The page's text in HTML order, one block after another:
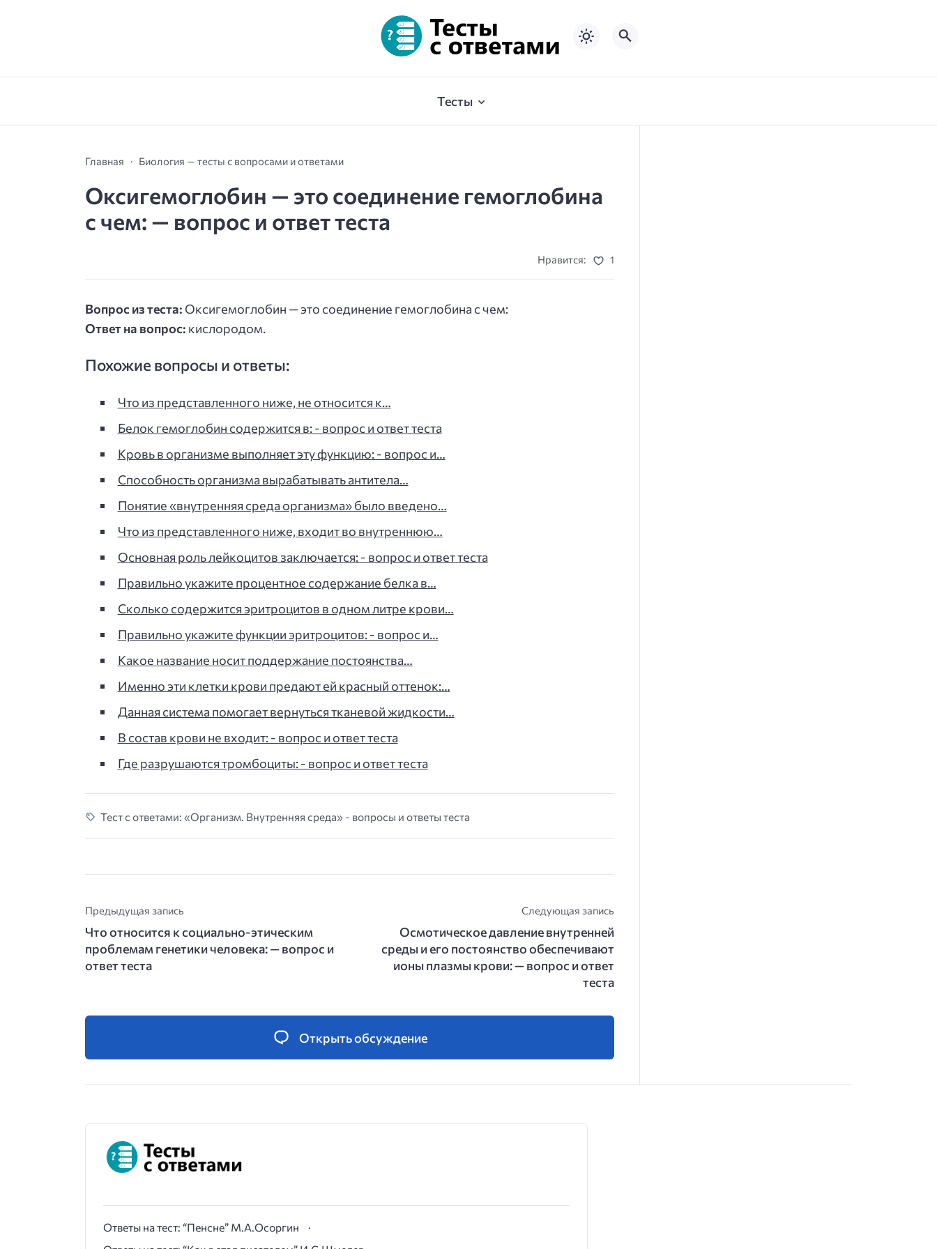
Тесты
Главная Биология — тесты с вопросами и ответами
Оксигемоглобин — это соединение гемоглобина
с чем: — вопрос и ответ теста
Нравится: 1
Вопрос из теста: Оксигемоглобин — это соединение гемоглобина с чем:
Ответ на вопрос: кислородом.
Похожие вопросы и ответы:
Что из представленного ниже, не относится к…
Белок гемоглобин содержится в: - вопрос и ответ теста
Кровь в организме выполняет эту функцию: - вопрос и…
Способность организма вырабатывать антитела…
Понятие «внутренняя среда организма» было введено…
Что из представленного ниже, входит во внутреннюю…
Основная роль лейкоцитов заключается: - вопрос и ответ теста
Правильно укажите процентное содержание белка в…
Сколько содержится эритроцитов в одном литре крови…
Правильно укажите функции эритроцитов: - вопрос и…
Какое название носит поддержание постоянства…
Именно эти клетки крови предают ей красный оттенок:…
Данная система помогает вернуться тканевой жидкости…
В состав крови не входит: - вопрос и ответ теста
Где разрушаются тромбоциты: - вопрос и ответ теста
Тест с ответами: «Организм. Внутренняя среда» - вопросы и ответы теста
Предыдущая запись
Что относится к социально-этическим
проблемам генетики человека: — вопрос и
ответ теста
Следующая запись
Осмотическое давление внутренней
среды и его постоянство обеспечивают
ионы плазмы крови: — вопрос и ответ
теста
Открыть обсуждение
Ответы на тест: “Пенсне” М.А.Осоргин